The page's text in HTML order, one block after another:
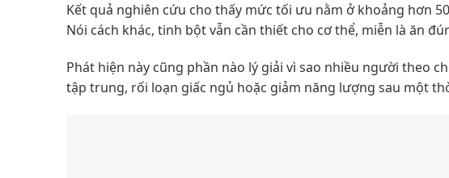
Kết quả nghiên cứu cho thấy mức tối ưu nằm ở khoảng hơn
Nói cách khác, tinh bột vẫn cần thiết cho cơ thể, miễn là ăn
Phát hiện này cũng phần nào lý giải vì sao nhiều người theo
tập trung, rối loạn giấc ngủ hoặc giảm năng lượng sau một